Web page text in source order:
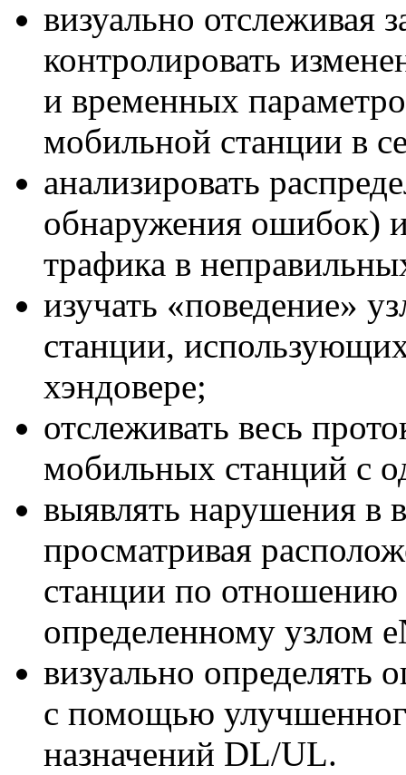
визуально отслеживая
контролировать
и временных
мобильной станции в
анализировать
обнаружения ошибок)
трафика в
изучать «поведение»
станции,
хэндовере;
отслеживать весь
мобильных станций с
выявлять нарушения в
просматривая
станции по отношению
определенному узлом
визуально
с помощью
назначений DL/UL.